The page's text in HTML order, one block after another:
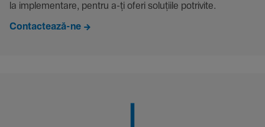
la imple­men­tare, pentru a-ți oferi solu­țiile potri­vite.
Contactează-ne